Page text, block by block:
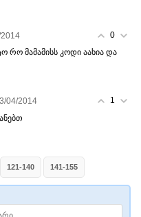
0
2014
რო მამამისს კოდი აახია და
1
04/2014
121-140 141-155